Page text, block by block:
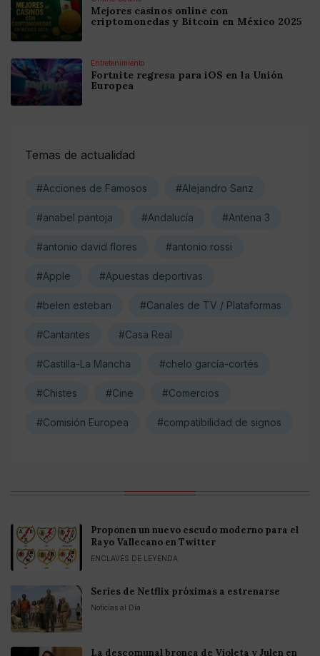
Mejores casinos online con
criptomonedas y Bitcoin en México 2025
Entretenimiento
Fortnite regresa para iOS en la Unión
Europea
Temas de actualidad
#Acciones de Famosos #Alejandro Sanz
#anabel pantoja #Andalucía #Antena 3
#antonio david flores #antonio rossi
#Apple #Apuestas deportivas
#belen esteban #Canales de TV / Plataformas
#Cantantes #Casa Real
#Castilla-La Mancha #chelo garcía-cortés
#Chistes #Cine #Comercios
#Comisión Europea #compatibilidad de signos
Proponen un nuevo escudo moderno para el
Rayo Vallecano en Twitter
ENCLAVES DE LEYENDA
Series de Netflix próximas a estrenarse
Noticias al Día
La descomunal bronca de Violeta y Julen en